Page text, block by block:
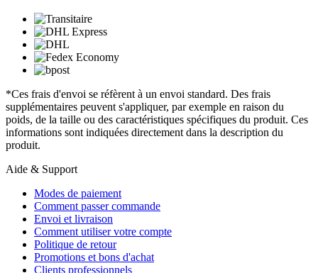
*Ces frais d'envoi se réfèrent à un envoi standard. Des frais
supplémentaires peuvent s'appliquer, par exemple en raison du
poids, de la taille ou des caractéristiques spécifiques du produit. Ces
informations sont indiquées directement dans la description du
produit.
Aide & Support
Modes de paiement
Comment passer commande
Envoi et livraison
Comment utiliser votre compte
Politique de retour
Promotions et bons d'achat
Clients professionnels